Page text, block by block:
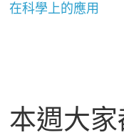
在科學上的應用
本週大